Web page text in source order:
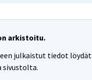
arkistoitu.
julkaistut tiedot löydät
sivustolta.